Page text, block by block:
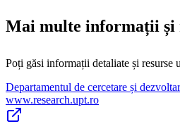
Mai multe informații și
Poți găsi informații detaliate și resurse
Departamentul de cercetare și
www.research.upt.ro